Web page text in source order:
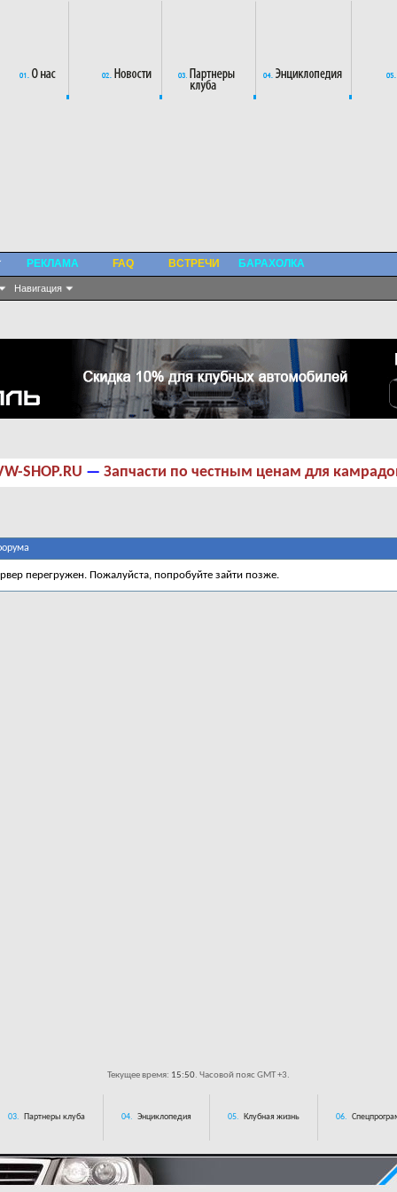
Навигация
РЕКЛАМА FAQ ВСТРЕЧИ БАРАХОЛКА
SHOP.RU — Запчасти по честным ценам для
перегружен. Пожалуйста, попробуйте зайти позже.
Текущее время: 15:50. Часовой пояс GMT +3.
03. Партнеры клуба 04. Энциклопедия 05. Клубная жизнь 06.